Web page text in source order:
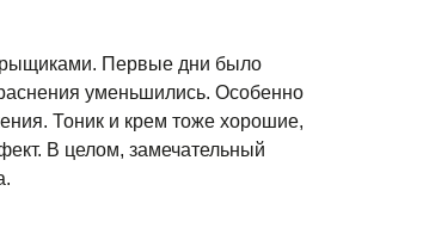
Первые дни было
уменьшились. Особенно
Тоник и крем тоже хорошие,
В целом, замечательный